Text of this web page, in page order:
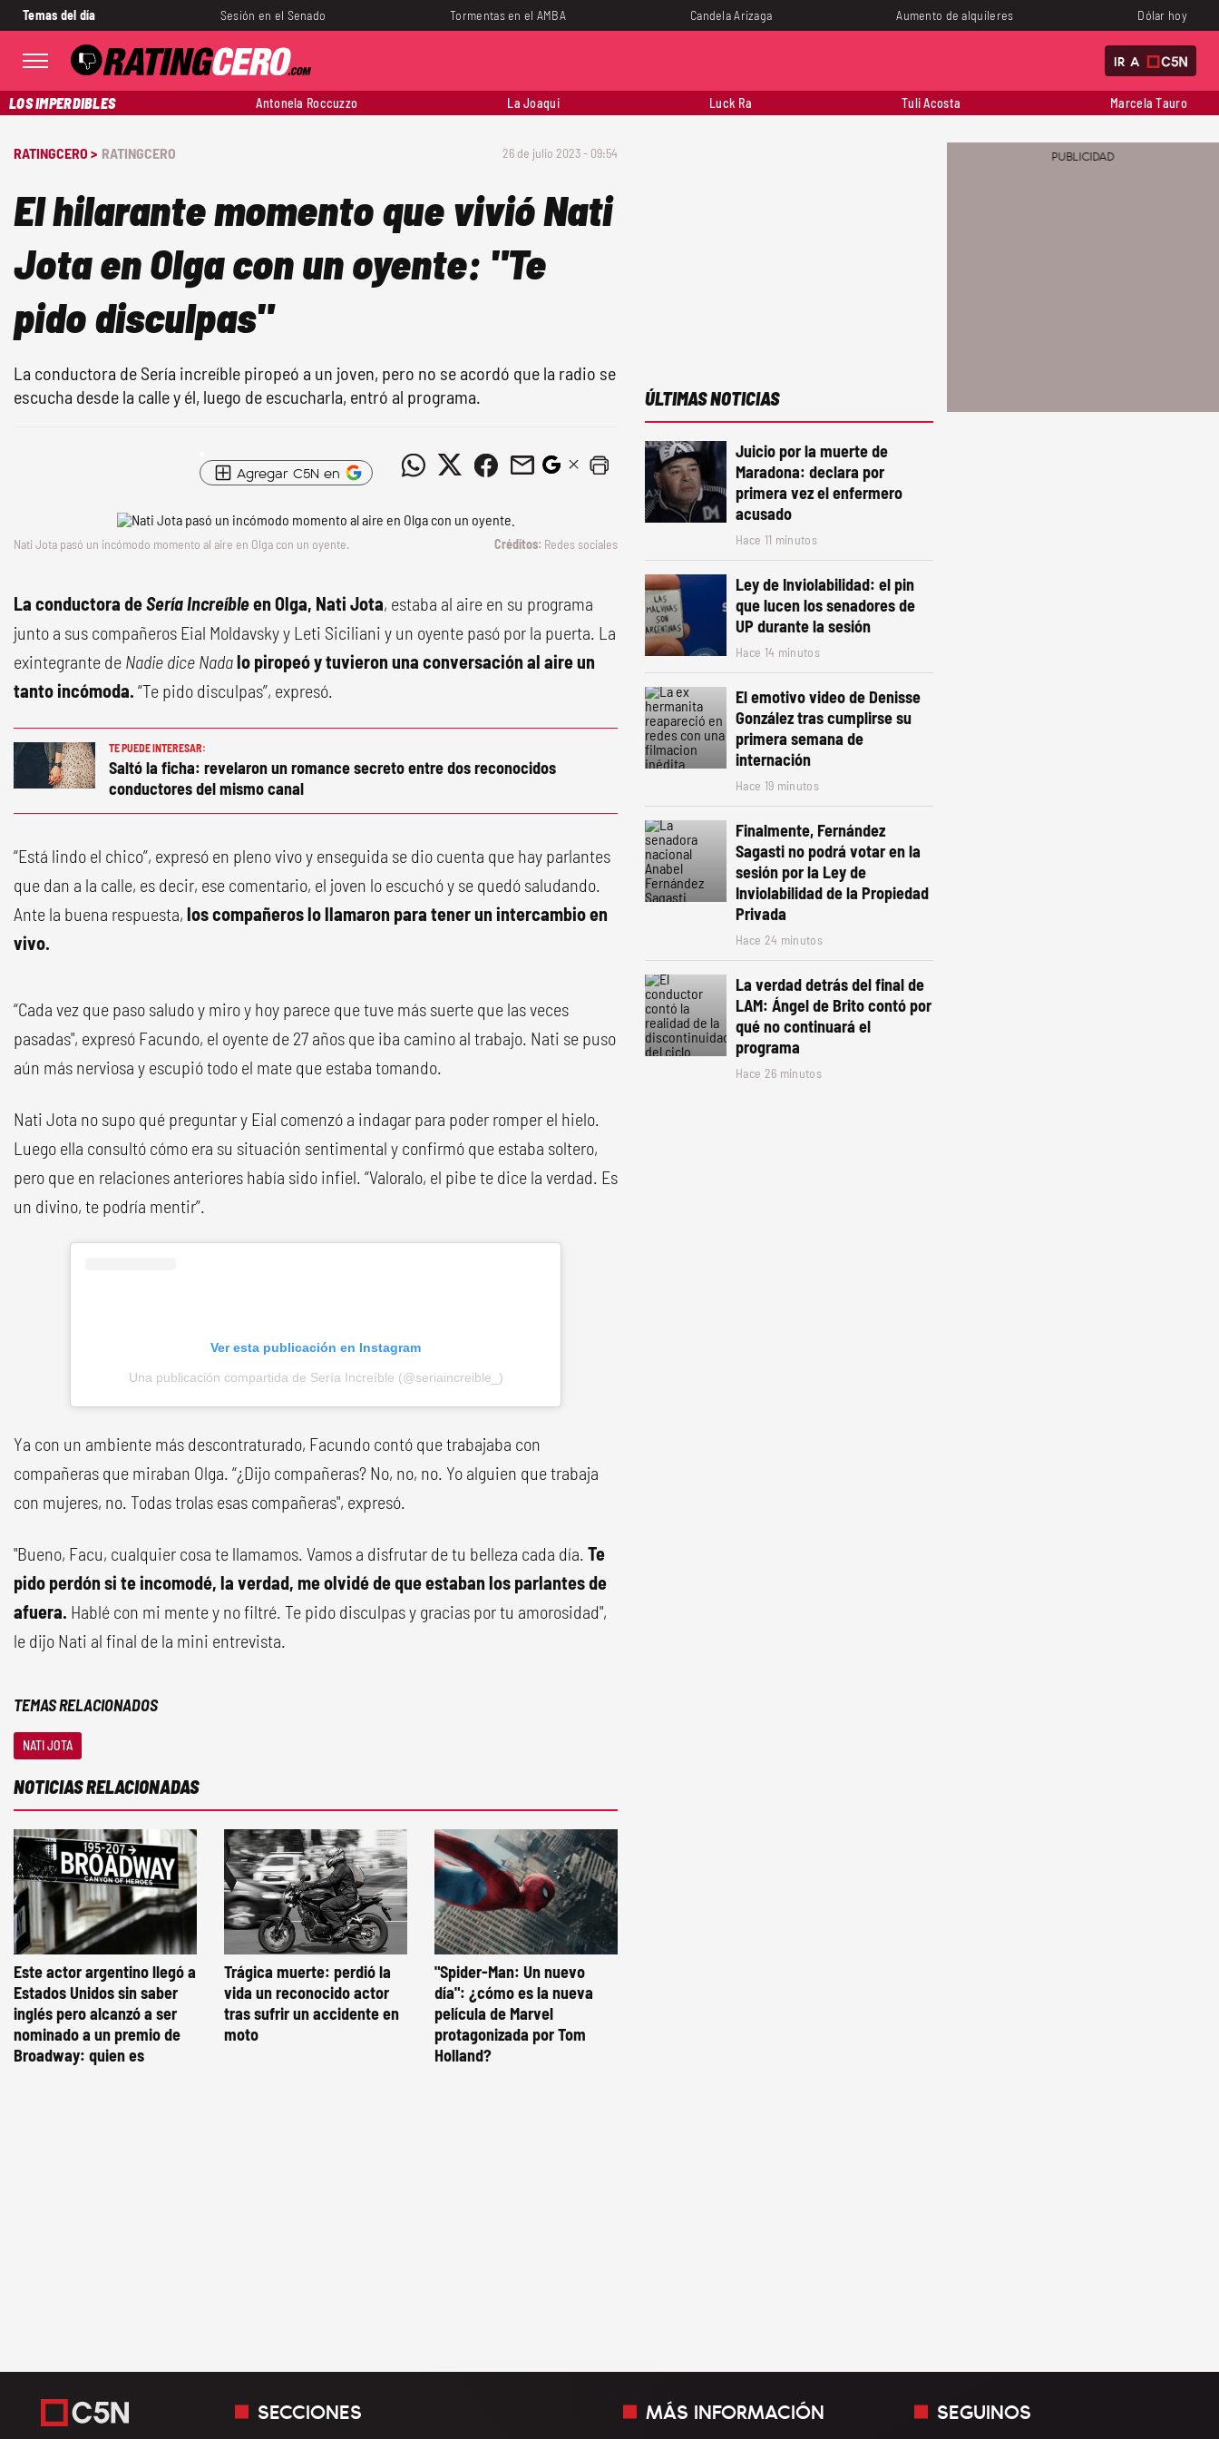
Temas del día Sesión en el Senado Tormentas en el AMBA Candela Arizaga Aumento de alquileres Dólar hoy
IR A
LOS IMPERDIBLES Antonela Roccuzzo La Joaqui Luck Ra Tuli Acosta Marcela Tauro
RATINGCERO > RATINGCERO 26 de julio 2023 - 09:54
El hilarante momento que vivió Nati
Jota en Olga con un oyente: "Te
pido disculpas"
La conductora de Sería increíble piropeó a un joven, pero no se acordó que la radio se
escucha desde la calle y él, luego de escucharla, entró al programa.
Agregar C5N en
Nati Jota pasó un incómodo momento al aire en Olga con un oyente. Redes sociales
La conductora deSería Increíbleen Olga, Nati Jota, estaba al aire en su programa
junto a sus compañeros Eial Moldavsky y Leti Siciliani y un oyente pasó por la puerta. La
exintegrante de Nadie dice Nadalo piropeó y tuvieron una conversación al aire un
tanto incómoda. “Te pido disculpas”, expresó.
TE PUEDE INTERESAR:
Saltó la ficha: revelaron un romance secreto entre dos reconocidos
conductores del mismo canal
“Está lindo el chico”, expresó en pleno vivo y enseguida se dio cuenta que hay parlantes
que dan a la calle, es decir, ese comentario, el joven lo escuchó y se quedó saludando.
Ante la buena respuesta, los compañeros lo llamaron para tener un intercambio en
vivo.
“Cada vez que paso saludo y miro y hoy parece que tuve más suerte que las veces
pasadas", expresó Facundo, el oyente de 27 años que iba camino al trabajo. Nati se puso
aún más nerviosa y escupió todo el mate que estaba tomando.
Nati Jota no supo qué preguntar y Eial comenzó a indagar para poder romper el hielo.
Luego ella consultó cómo era su situación sentimental y confirmó que estaba soltero,
pero que en relaciones anteriores había sido infiel. “Valoralo, el pibe te dice la verdad. Es
un divino, te podría mentir”.
Ver esta publicación en Instagram
Una publicación compartida de Sería Increíble (@seriaincreible_)
Ya con un ambiente más descontraturado, Facundo contó que trabajaba con
compañeras que miraban Olga. “¿Dijo compañeras? No, no, no. Yo alguien que trabaja
con mujeres, no. Todas trolas esas compañeras", expresó.
"Bueno, Facu, cualquier cosa te llamamos. Vamos a disfrutar de tu belleza cada día. Te
pido perdón si te incomodé, la verdad, me olvidé de que estaban los parlantes de
afuera. Hablé con mi mente y no filtré. Te pido disculpas y gracias por tu amorosidad",
le dijo Nati al final de la mini entrevista.
TEMAS RELACIONADOS
NATI JOTA
NOTICIAS RELACIONADAS
Este actor argentino llegó a
Estados Unidos sin saber
inglés pero alcanzó a ser
nominado a un premio de
Broadway: quien es
Trágica muerte: perdió la
vida un reconocido actor
tras sufrir un accidente en
moto
"Spider-Man: Un nuevo
día": ¿cómo es la nueva
película de Marvel
protagonizada por Tom
Holland?
ÚLTIMAS NOTICIAS
Juicio por la muerte de
Maradona: declara por
primera vez el enfermero
acusado
Hace 11 minutos
Ley de Inviolabilidad: el pin
que lucen los senadores de
UP durante la sesión
Hace 14 minutos
El emotivo video de Denisse
González tras cumplirse su
primera semana de
internación
Hace 19 minutos
Finalmente, Fernández
Sagasti no podrá votar en la
sesión por la Ley de
Inviolabilidad de la Propiedad
Privada
Hace 24 minutos
La verdad detrás del final de
LAM: Ángel de Brito contó por
qué no continuará el
programa
Hace 26 minutos
SECCIONES MÁS INFORMACIÓN SEGUINOS